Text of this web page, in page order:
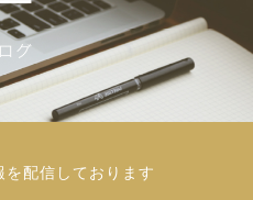
配信しております